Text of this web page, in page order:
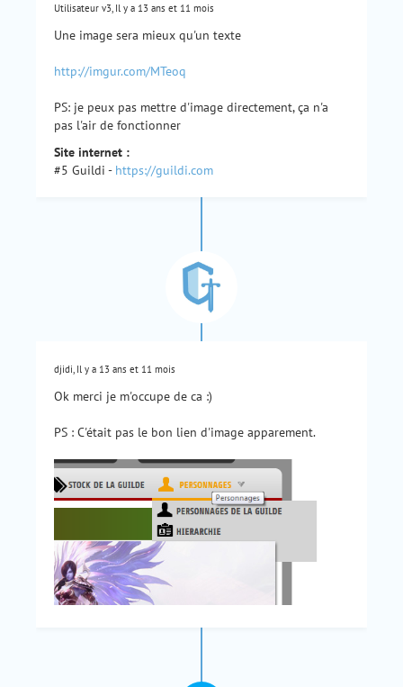
Utilisateur v3, Il y a 13 ans et 11 mois
Une image sera mieux qu'un texte
http://imgur.com/MTeoq
PS: je peux pas mettre d'image directement, ça n'a
pas l'air de fonctionner
Site internet :
#5 Guildi - https://guildi.com
djidi, Il y a 13 ans et 11 mois
Ok merci je m'occupe de ca :)
PS : C'était pas le bon lien d'image apparement.